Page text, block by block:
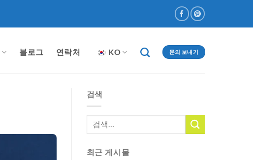
블로그 연락처 KO 문의 보내기
검색
최근 게시물